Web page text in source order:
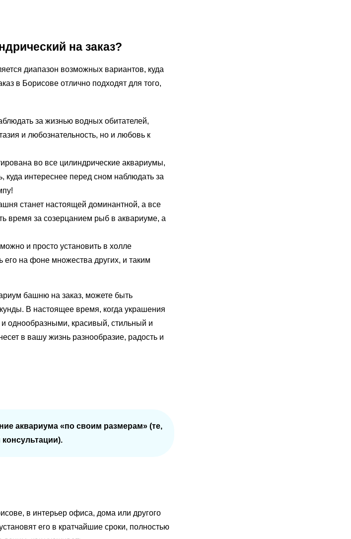
на заказ?
диапазон возможных вариантов, куда
в Борисове отлично подходят для того,
за жизнью водных обитателей,
и любознательность, но и любовь к
во все цилиндрические аквариумы,
куда интереснее перед сном наблюдать за
станет настоящей доминантной, а все
время за созерцанием рыб в аквариуме, а
и просто установить в холле
его на фоне множества других, и таким
башню на заказ, можете быть
В настоящее время, когда украшения
однообразными, красивый, стильный и
в вашу жизнь разнообразие, радость и
аквариума «по своим размерам» (те,
в интерьер офиса, дома или другого
его в кратчайшие сроки, полностью